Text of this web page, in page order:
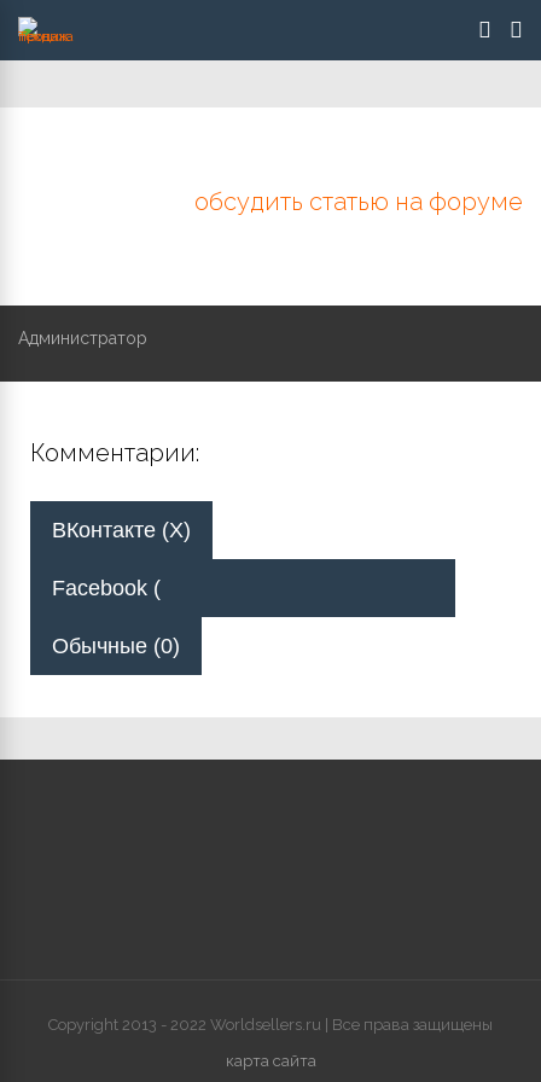
обсудить статью на форуме
Администратор
Комментарии:
ВКонтакте (X)
Facebook (
Обычные (0)
Copyright 2013 - 2022 Worldsellers.ru | Все права защищены
карта сайта